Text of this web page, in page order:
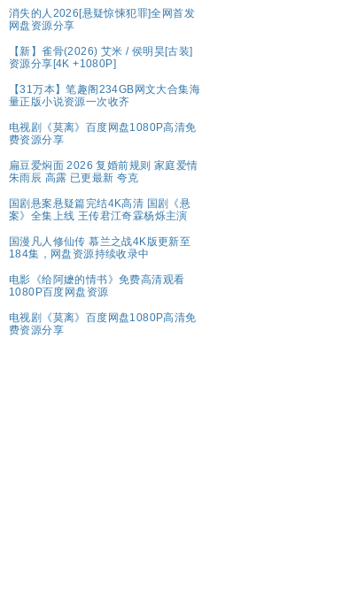
消失的人2026[悬疑惊悚犯罪]全网首发
网盘资源分享
【新】雀骨(2026) 艾米 / 侯明昊[古装]
资源分享[4K +1080P]
【31万本】笔趣阁234GB网文大合集海
量正版小说资源一次收齐
电视剧《莫离》百度网盘1080P高清免
费资源分享
扁豆爱焖面 2026 复婚前规则 家庭爱情
朱雨辰 高露 已更最新 夸克
国剧悬案悬疑篇完结4K高清 国剧《悬
案》全集上线 王传君江奇霖杨烁主演
国漫凡人修仙传 慕兰之战4K版更新至
184集，网盘资源持续收录中
电影《给阿嬷的情书》免费高清观看
1080P百度网盘资源
电视剧《莫离》百度网盘1080P高清免
费资源分享